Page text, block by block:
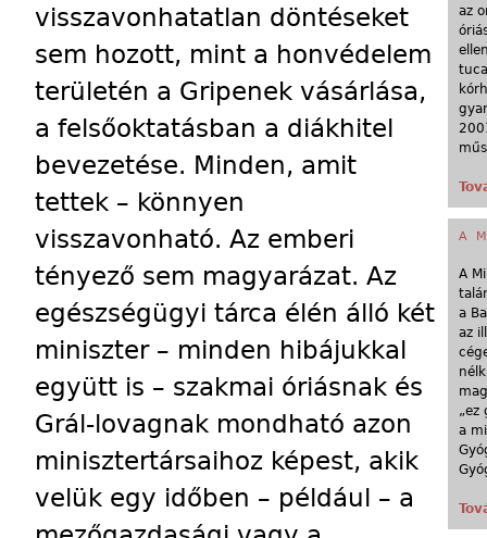
az
A
A
a
az
„ez
a
visszavonhatatlan döntéseket
sem hozott, mint a honvédelem
területén a Gripenek vásárlása,
a felsőoktatásban a diákhitel
bevezetése. Minden, amit
tettek – könnyen
visszavonható. Az emberi
tényező sem magyarázat. Az
egészségügyi tárca élén álló két
miniszter – minden hibájukkal
együtt is – szakmai óriásnak és
Grál-lovagnak mondható azon
minisztertársaihoz képest, akik
velük egy időben – például – a